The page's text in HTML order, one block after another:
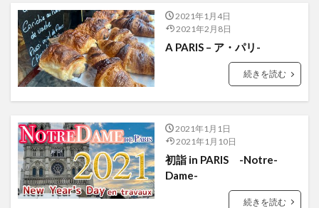
2021年1月4日
2021年2月8日
A PARIS – ア・パリ-
続きを読む
2021年1月1日
2021年1月10日
初詣 in PARIS -Notre-
Dame-
続きを読む